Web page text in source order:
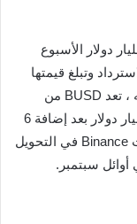
تيثر ، التي بلغت قيمتها السوقية 71 مليار دولار الأسبوع
وتبلغ قيمتها
السوقية الآن 66 مليار دولار. وفي الوقت نفسه ، تعد BUSD من
Binance ثالث أكبر عملة مستقرة بقيمة 23 مليار دولار بعد إضافة 6
مليارات دولار إلى القيمة السوقية منذ أن بدأت Binance في التحويل